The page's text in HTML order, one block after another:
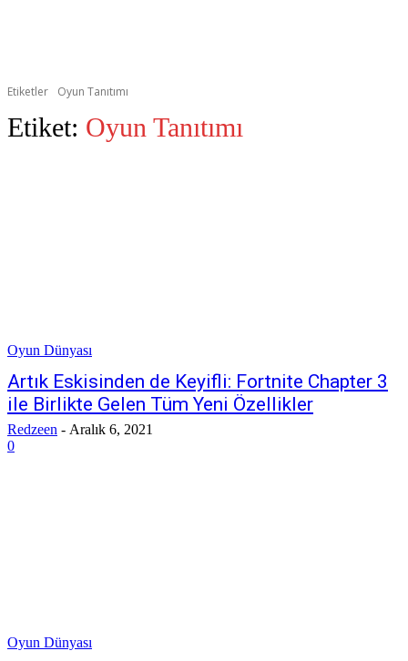
Etiketler Oyun Tanıtımı
Etiket: Oyun Tanıtımı
Oyun Dünyası
Artık Eskisinden de Keyifli: Fortnite Chapter 3
ile Birlikte Gelen Tüm Yeni Özellikler
Redzeen - Aralık 6, 2021
0
Oyun Dünyası